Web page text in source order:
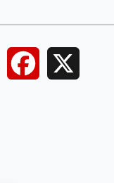
Facebook